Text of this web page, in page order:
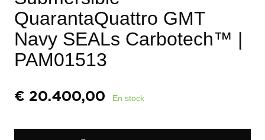
QuarantaQuattro GMT
Navy SEALs Carbotech™ |
PAM01513
€ 20.400,00 En stock